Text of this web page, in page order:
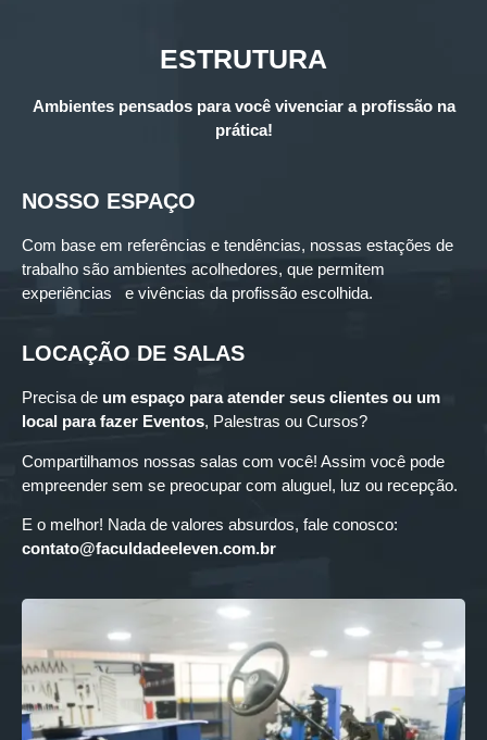
ESTRUTURA
Ambientes pensados para você vivenciar a profissão na
prática!
NOSSO ESPAÇO
Com base em referências e tendências, nossas estações de
trabalho são ambientes acolhedores, que permitem
experiências e vivências da profissão escolhida.
LOCAÇÃO DE SALAS
Precisa de um espaço para atender seus clientes ou um
local para fazer Eventos, Palestras ou Cursos?
Compartilhamos nossas salas com você! Assim você pode
empreender sem se preocupar com aluguel, luz ou recepção.
E o melhor! Nada de valores absurdos, fale conosco:
contato@faculdadeeleven.com.br